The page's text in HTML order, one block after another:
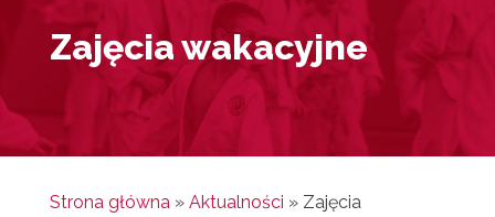
Zajęcia wakacyjne
Strona główna» Aktualności » Zajęcia